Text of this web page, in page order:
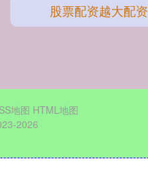
股票配资越大配资
地图 HTML地图
2026